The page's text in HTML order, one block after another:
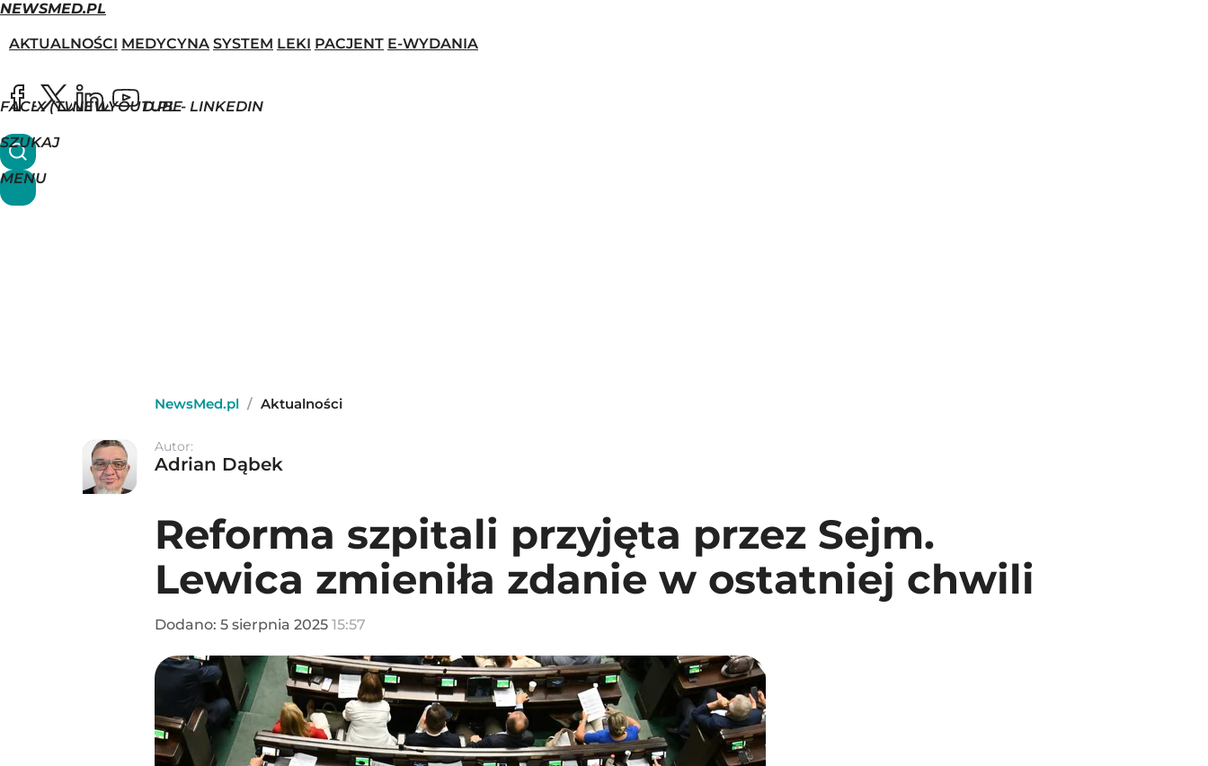
NEWSMED.PL
AKTUALNOŚCI MEDYCYNA SYSTEM LEKI PACJENT E-WYDANIA
FACEBOOK
X (TWITTER)
NEWSMED.PL - LINKEDIN
YOUTUBE
SZUKAJ
MENU
NewsMed.pl / Aktualności
Autor:
Adrian Dąbek
Reforma szpitali przyjęta przez Sejm.
Lewica zmieniła zdanie w ostatniej chwili
Dodano: 5 sierpnia 2025 15:57